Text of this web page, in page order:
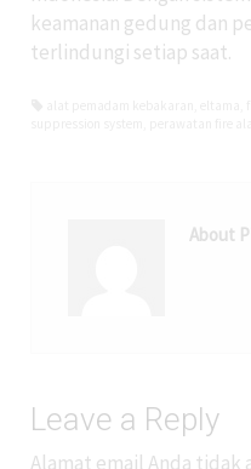
keamanan gedung dan
terlindungi setiap saat.
About
Leave a Reply
Alamat email Anda tidak